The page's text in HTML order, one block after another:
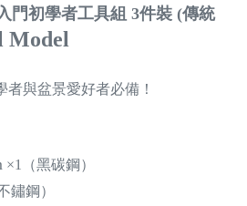
門初學者工具組 3件裝 (傳統
Model
者與盆景愛好者必備！
×1（黑碳鋼）
鏽鋼）